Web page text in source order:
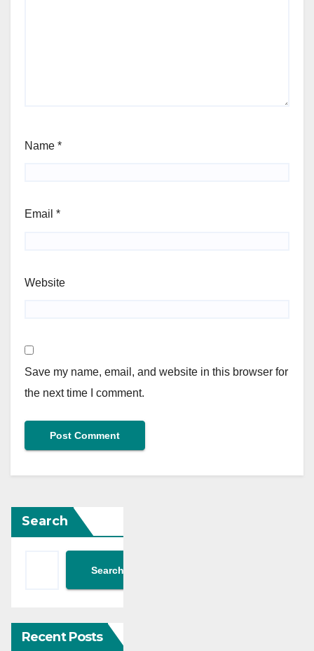
Name *
Email *
Website
Save my name, email, and website in this browser for
the next time I comment.
Search
Search
Recent Posts